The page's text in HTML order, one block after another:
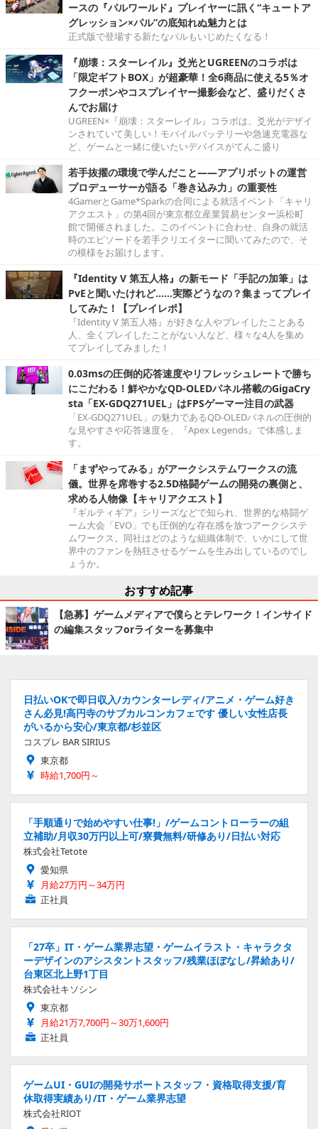
ースの『パルワールド』プレイヤーに訊く“キュートア
グレッション×パル”の底知れぬ魅力とは
正式版で登場する新たなパルもいじめたくなる！
『崩壊：スターレイル』爻光とUGREENのコラボは
「限定ギフトBOX」が超豪華！全6商品に使える5％オ
フクーポンやコスプレイヤー撮影会など、盛りだくさ
んでお届け
UGREEN×『崩壊：スターレイル』コラボは、爻光がデザイ
ンされていて美しい！モバイルバッテリーや急速充電器な
ど、ゲームと一緒に使いたいデバイスがてんこ盛り
若手抜擢の環境で学んだこと――アプリボットの運営
プロデューサーが語る「巻き込み力」の重要性
4GamerとGame*Sparkの合同による就活イベント「キャリ
アクエスト」の第4回が東京都立産業貿易センター浜松町
館で開催されました。このイベントに合わせ、自身の就活
時のエピソードを若手クリエイターに聞いてみたので、そ
の模様をお届けします。
『Identity V 第五人格』の新モード「手記の加筆」は
PvEと聞いたけれど……実際どうなの？集まってプレイ
してみた！【プレイレポ】
『Identity V 第五人格』が好きな人やプレイしたことある
人、全くプレイしたことがない人など、様々な4人を集め
てプレイしてみました！
0.03msの圧倒的応答速度やリフレッシュレートで勝ち
にこだわる！鮮やかなQD-OLEDパネル搭載のGigaCry
sta「EX-GDQ271UEL」はFPSゲーマー注目の武器
「EX-GDQ271UEL」の魅力であるQD-OLEDパネルの圧倒的
な見やすさや応答速度を、『Apex Legends』で体感しま
す。
「まずやってみる」がアークシステムワークスの流
儀。世界を席巻する2.5D格闘ゲームの開発の裏側と、
求める人物像【キャリアクエスト】
『ギルティギア』シリーズなどで知られ、世界的な格闘ゲ
ーム大会「EVO」でも圧倒的な存在感を放つアークシステ
ムワークス。同社はどのような組織体制で、いかにして世
界中のファンを熱狂させるゲームを生み出しているのでし
ょうか。
おすすめ記事
【急募】ゲームメディアで僕らとテレワーク！インサイド
の編集スタッフorライターを募集中
日払いOKで即日収入/カウンターレディ/アニメ・ゲーム好き
さん必見!高円寺のサブカルコンカフェです 優しい女性店長
がいるから安心/東京都/杉並区
コスプレ BAR SIRIUS
東京都
時給1,700円～
「手順通りで始めやすい仕事!」/ゲームコントローラーの組
立補助/月収30万円以上可/寮費無料/研修あり/日払い対応
株式会社Tetote
愛知県
月給27万円～34万円
正社員
「27卒」IT・ゲーム業界志望・ゲームイラスト・キャラクタ
ーデザインのアシスタントスタッフ/残業ほぼなし/昇給あり/
台東区北上野1丁目
株式会社キソシン
東京都
月給21万7,700円～30万1,600円
正社員
ゲームUI・GUIの開発サポートスタッフ・資格取得支援/育
休取得実績あり/IT・ゲーム業界志望
株式会社RIOT